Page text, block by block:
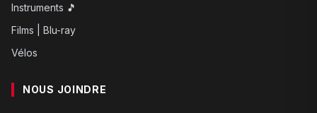
Instruments 🎵
Films | Blu-ray
Vélos
NOUS JOINDRE